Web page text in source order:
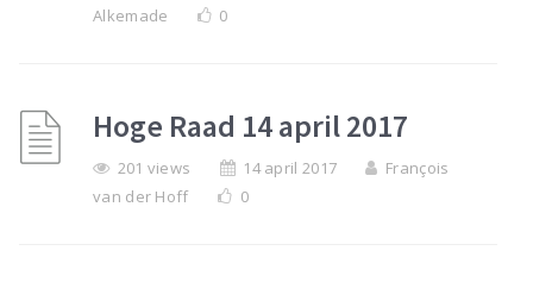
Alkemade
0
Hoge Raad 14 april 2017
201 views 14 april 2017
François
van der Hoff
0